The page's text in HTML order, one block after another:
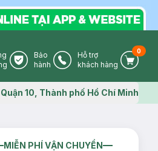
Icon Warranty Icon
Bảo
hành
Phone Icon
Hỗ trợ
khách hàng
Cart
0
Map icon
10, Thành phố Hồ Chí Minh
MIỄN PHÍ VẬN CHUYỂN